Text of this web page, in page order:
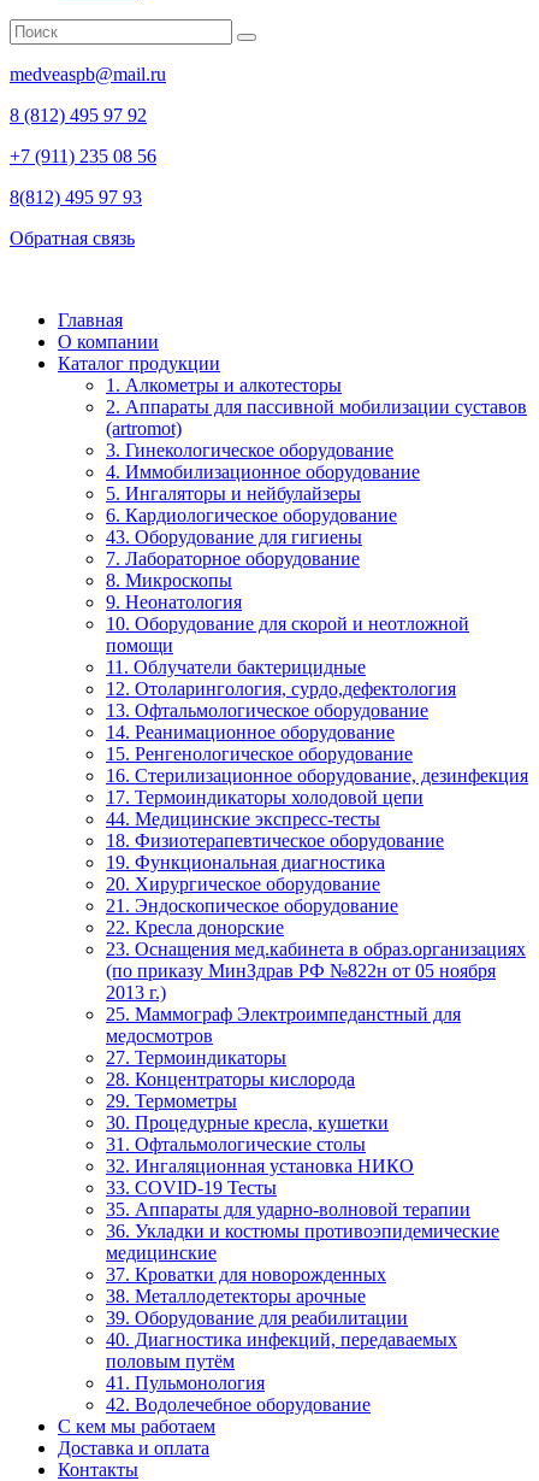
medveaspb@mail.ru
8 (812) 495 97 92
+7 (911) 235 08 56
8(812) 495 97 93
Обратная связь
Главная
О компании
Каталог продукции
1. Алкометры и алкотесторы
2. Аппараты для пассивной мобилизации суставов
(artromot)
3. Гинекологическое оборудование
4. Иммобилизационное оборудование
5. Ингаляторы и нейбулайзеры
6. Кардиологическое оборудование
43. Оборудование для гигиены
7. Лабораторное оборудование
8. Микроскопы
9. Неонатология
10. Оборудование для скорой и неотложной
помощи
11. Облучатели бактерицидные
12. Отоларингология, сурдо,дефектология
13. Офтальмологическое оборудование
14. Реанимационное оборудование
15. Ренгенологическое оборудование
16. Стерилизационное оборудование, дезинфекция
17. Термоиндикаторы холодовой цепи
44. Медицинские экспресс-тесты
18. Физиотерапевтическое оборудование
19. Функциональная диагностика
20. Хирургическое оборудование
21. Эндоскопическое оборудование
22. Кресла донорские
23. Оснащения мед.кабинета в образ.организациях
(по приказу МинЗдрав РФ №822н от 05 ноября
2013 г.)
25. Маммограф Электроимпеданстный для
медосмотров
27. Термоиндикаторы
28. Концентраторы кислорода
29. Термометры
30. Процедурные кресла, кушетки
31. Офтальмологические столы
32. Ингаляционная установка НИКО
33. COVID-19 Тесты
35. Аппараты для ударно-волновой терапии
36. Укладки и костюмы противоэпидемические
медицинские
37. Кроватки для новорожденных
38. Металлодетекторы арочные
39. Оборудование для реабилитации
40. Диагностика инфекций, передаваемых
половым путём
41. Пульмонология
42. Водолечебное оборудование
С кем мы работаем
Доставка и оплата
Контакты